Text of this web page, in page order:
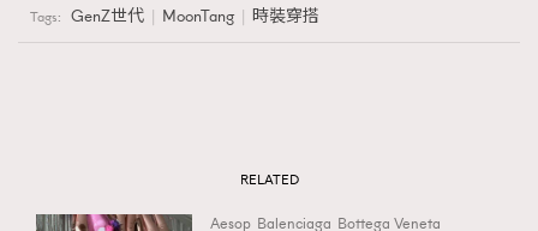
Tags: GenZ世代 MoonTang 時裝穿搭
RELATED
Aesop Balenciaga Bottega Veneta